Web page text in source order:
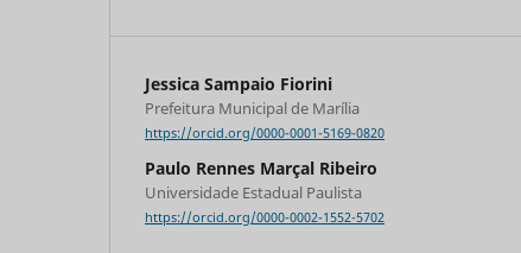
Jessica Sampaio Fiorini
Prefeitura Municipal de Marília
https://orcid.org/0000-0001-5169-0820
Paulo Rennes Marçal Ribeiro
Universidade Estadual Paulista
https://orcid.org/0000-0002-1552-5702